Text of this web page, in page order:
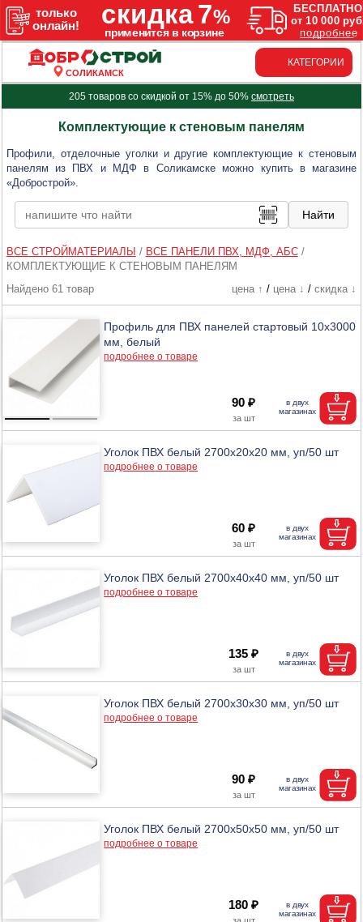
СОЛИКАМСК
КАТЕГОРИИ
205 товаров со скидкой от 15% до 50% смотреть
Комплектующие к стеновым панелям
Профили, отделочные уголки и другие комплектующие к стеновым
панелям из ПВХ и МДФ в Соликамске можно купить в магазине
«Добрострой».
ВСЕ СТРОЙМАТЕРИАЛЫ / ВСЕ ПАНЕЛИ ПВХ, МДФ, АБС/
КОМПЛЕКТУЮЩИЕ К СТЕНОВЫМ ПАНЕЛЯМ
Найдено 61 товар
цена ↑ / цена ↓ / скидка ↓
Профиль для ПВХ панелей стартовый 10х3000
мм, белый
подробнее о товаре
90 ₽
Уголок ПВХ белый 2700x20x20 мм, уп/50 шт
подробнее о товаре
60 ₽
Уголок ПВХ белый 2700x40x40 мм, уп/50 шт
подробнее о товаре
135 ₽
Уголок ПВХ белый 2700x30x30 мм, уп/50 шт
подробнее о товаре
90 ₽
Уголок ПВХ белый 2700x50x50 мм, уп/50 шт
подробнее о товаре
180 ₽